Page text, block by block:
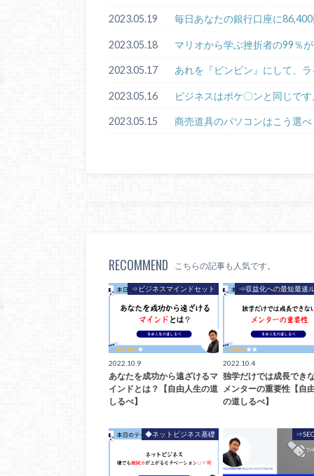
2023.05.19 毎日あなたの銀行口座に
2023.05.18 マリオから学ぶ挫折者の99％
2023.05.17 あれを『ビンビン』にして、
2023.05.16 ビジネスはポケ〇ンと同じで
2023.05.15 商売道具のパソコンはこう選
RECOMMEND こちらの記事も人気です。
⇒ビジネスマインドセット
2022.10.9
あなたを成功から遠ざけるマ
インドとは？【自由人生の道
しるべ】
⇒収益化への最短最速
2022.10.4
独学だけでは成長でき
メンターの重要性【自
の道しるべ】
◆ネットビジネス基礎